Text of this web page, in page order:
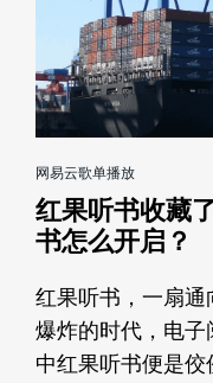
网易云歌单播放
红果听书收藏
书怎么开启？
红果听书，一扇
爆炸的时代，电
中红果听书便是